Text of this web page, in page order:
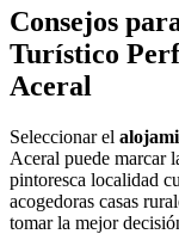
Consejos
Turístico
Aceral
Seleccionar el
Aceral puede marcar
pintoresca localidad
acogedoras casas
tomar la mejor